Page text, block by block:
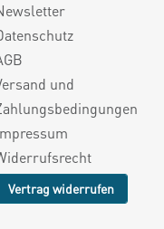
und
Vertrag widerrufen